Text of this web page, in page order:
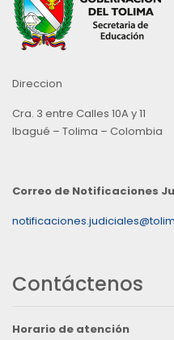
Direccion
Cra. 3 entre Calles 10A y 11
Ibagué – Tolima – Colombia
Correo de Notificaciones
Contáctenos
Horario de atención